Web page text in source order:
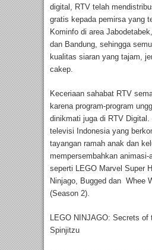
digital, RTV telah
gratis kepada pemirsa yang
Kominfo di area
dan Bandung, sehingga
kualitas siaran yang tajam,
cakep.
Keceriaan sahabat RTV
karena program-program
dinikmati juga di RTV
televisi Indonesia yang
tayangan ramah anak dan
mempersembahkan animasi-
seperti LEGO Marvel Super
Ninjago, Bugged dan Whee
(Season 2).
LEGO NINJAGO: Secrets of
Spinjitzu